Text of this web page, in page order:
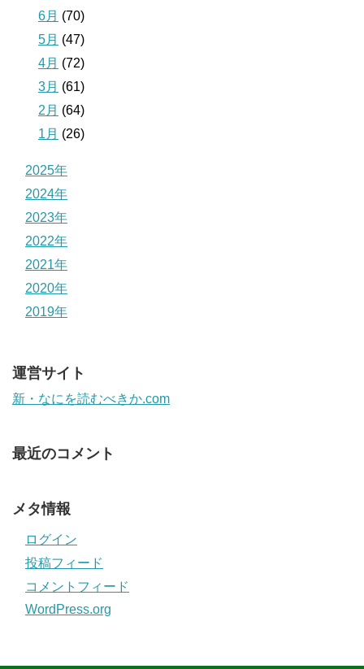
6月 (70)
5月 (47)
4月 (72)
3月 (61)
2月 (64)
1月 (26)
2025年
2024年
2023年
2022年
2021年
2020年
2019年
運営サイト
新・なにを読むべきか.com
最近のコメント
メタ情報
ログイン
投稿フィード
コメントフィード
WordPress.org